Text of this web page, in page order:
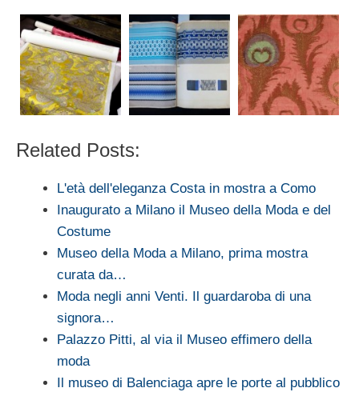
Related Posts:
L'età dell'eleganza Costa in mostra a Como
Inaugurato a Milano il Museo della Moda e del
Costume
Museo della Moda a Milano, prima mostra
curata da…
Moda negli anni Venti. Il guardaroba di una
signora…
Palazzo Pitti, al via il Museo effimero della
moda
Il museo di Balenciaga apre le porte al pubblico